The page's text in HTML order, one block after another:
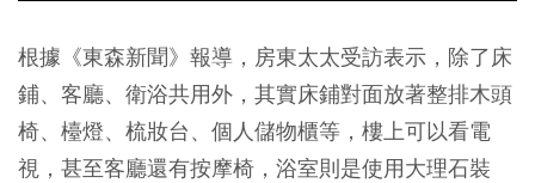
根據《東森新聞》報導，房東太太受訪表示，除了床
鋪、客廳、衛浴共用外，其實床鋪對面放著整排木頭
椅、檯燈、梳妝台、個人儲物櫃等，樓上可以看電
視，甚至客廳還有按摩椅，浴室則是使用大理石裝